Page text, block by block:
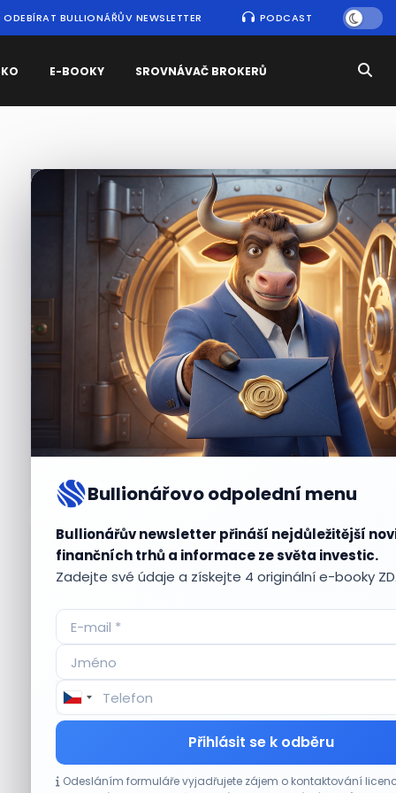
ODEBÍRAT BULLIONÁŘŮV NEWSLETTER PODCAST
E-BOOKY SROVNÁVAČ BROKERŮ
Bullionářovo odpolední menu
Bullionářův newsletter přináší nejdůležitější
finančních trhů a informace ze světa investic.
Zadejte své údaje a získejte 4 originální e-booky
Přihlásit se k odběru
Odesláním formuláře vyjadřujete zájem o kontaktování
Nejčtenějšízprávy
Aktuálnípříležitosti
Plány Starlinku srazily akcie T-Mobile, AT&T